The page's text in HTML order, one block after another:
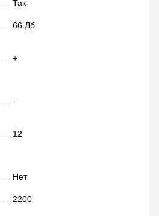
Так
66 Дб
+
-
12
Нет
2200